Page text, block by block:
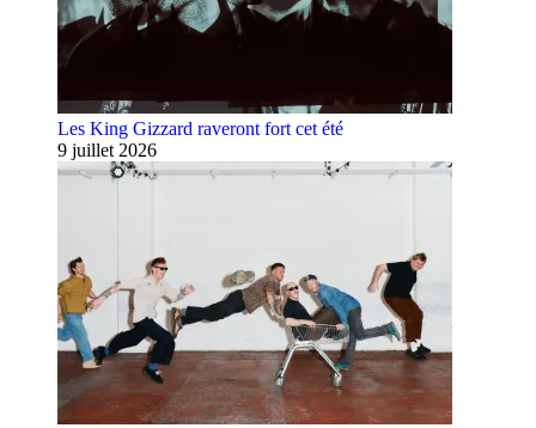
Les King Gizzard raveront fort cet été
9 juillet 2026